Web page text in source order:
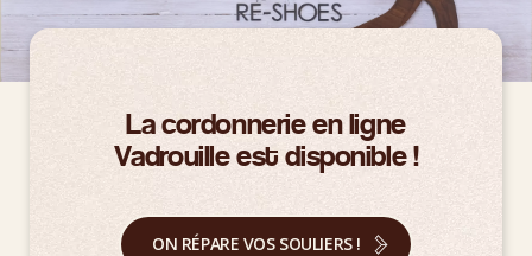
La cordonnerie en ligne
Vadrouille est disponible !
ON RÉPARE VOS SOULIERS !